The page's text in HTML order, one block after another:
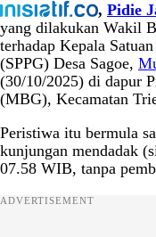
, Pidie
yang dilakukan Wakil
terhadap Kepala
(SPPG) Desa Sagoe,
(30/10/2025) di dapur
(MBG), Kecamatan
Peristiwa itu bermula
kunjungan mendadak
07.58 WIB, tanpa
ADVERTISEMENT